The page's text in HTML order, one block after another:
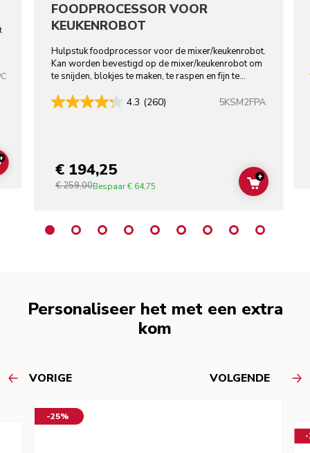
ADD TO CART
FOODPROCESSOR VOOR
KEUKENROBOT
Hulpstuk foodprocessor voor de mixer/keukenrobot.
Kan worden bevestigd op de mixer/keukenrobot om
te snijden, blokjes te maken, te raspen en fijn te
4.3 (260) 5KSM2FPA
€ 194,25
€ 259,00Bespaar€ 64,75 ADD TO
+
Personaliseer het met een extra
kom
VORIGE VOLGENDE
-25%
-